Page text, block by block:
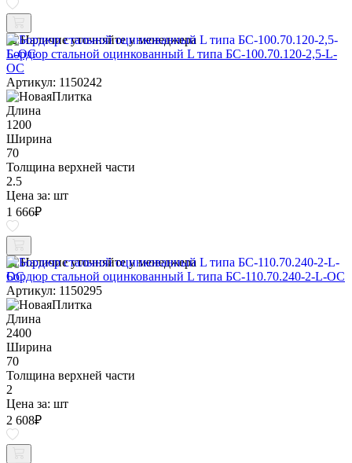
Наличие уточняйте у менеджера
Бордюр стальной оцинкованный L типа БС-100.70.120-2,5-L-
ОС
Артикул: 1150242
Длина
1200
Ширина
70
Толщина верхней части
2.5
Цена за: шт
1 666₽
Наличие уточняйте у менеджера
Бордюр стальной оцинкованный L типа БС-110.70.240-2-L-ОС
Артикул: 1150295
Длина
2400
Ширина
70
Толщина верхней части
2
Цена за: шт
2 608₽